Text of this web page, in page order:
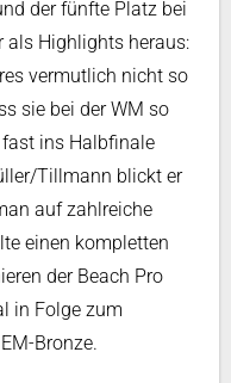
der fünfte Platz bei
als Highlights heraus:
vermutlich nicht so
sie bei der WM so
ins Halbfinale
Tillmann blickt er
auf zahlreiche
einen kompletten
der Beach Pro
in Folge zum
Bronze.